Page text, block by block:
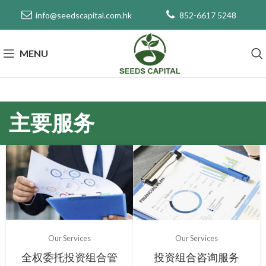
info@seedscapital.com.hk 852-6617 5248
MENU
主要服务
Our Services
全权委托投资组合管
Our Services
投资组合咨询服务